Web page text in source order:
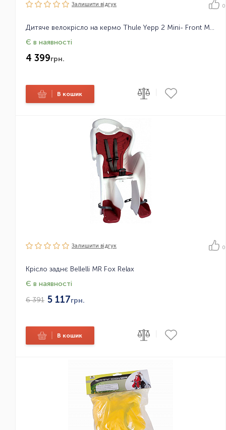
Залишити вiдгук 0
Дитяче велокрісло на кермо Thule Yepp 2 Mini- Front Mount
Є в наявності
4 399грн.
В кошик
Залишити вiдгук 0
Крісло заднє Bellelli MR Fox Relax
Є в наявності
6 391 5 117грн.
В кошик